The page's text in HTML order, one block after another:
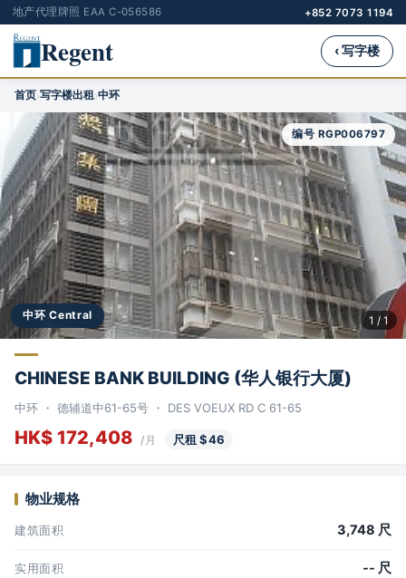
地产代理牌照 EAA C-056586 +852 7073 1194
Regent ‹ 写字楼
首页›写字楼出租›中环
中环 Central
编号 RGP006797
1 / 1
CHINESE BANK BUILDING (华人银行大厦)
中环 ・ 德辅道中61-65号 ・ DES VOEUX RD C 61-65
HK$ 172,408 /月 尺租 $46
物业规格
建筑面积 3,748 尺
实用面积 -- 尺